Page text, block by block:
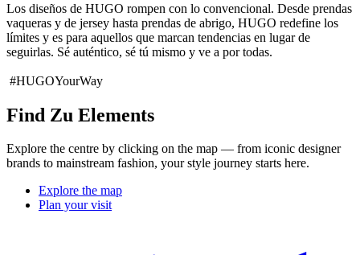
Los diseños de HUGO rompen con lo convencional. Desde prendas
vaqueras y de jersey hasta prendas de abrigo, HUGO redefine los
límites y es para aquellos que marcan tendencias en lugar de
seguirlas. Sé auténtico, sé tú mismo y ve a por todas.
#HUGOYourWay
Find Zu Elements
Explore the centre by clicking on the map — from iconic designer
brands to mainstream fashion, your style journey starts here.
Explore the map
Plan your visit